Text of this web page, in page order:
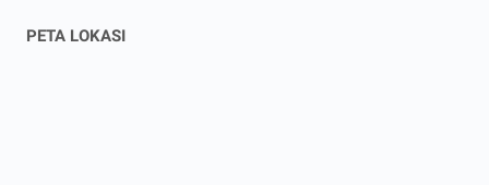
PETA LOKASI